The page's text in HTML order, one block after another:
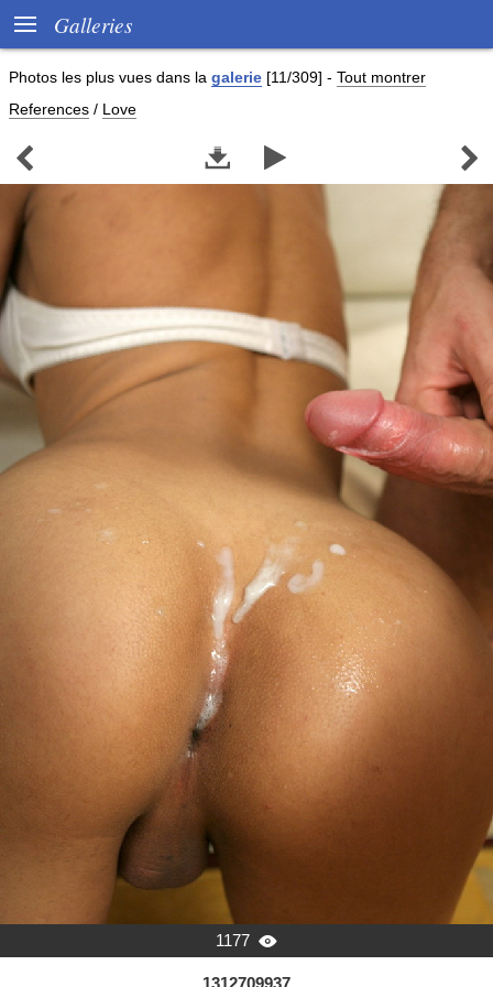
 Galleries
Photos les plus vues dans la galerie [11/309] - Tout montrer
References / Love
   
1177 